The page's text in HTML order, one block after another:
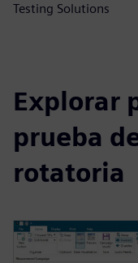
Testing Solutions
Explorar
prueba
rotatoria